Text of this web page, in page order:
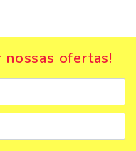
nossas ofertas!